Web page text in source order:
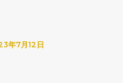
年7月12日